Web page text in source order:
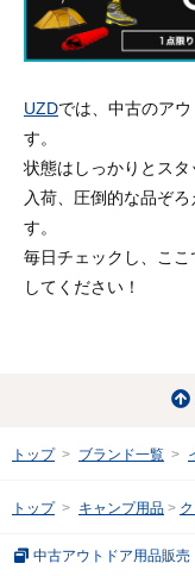
UZDでは、中古のア
す。
状態はしっかりとス
入荷、圧倒的な品ぞ
す。
毎日チェックし、こ
してください！
トップ ブランド一覧
トップ キャンプ用品
中古アウトドア用品販売